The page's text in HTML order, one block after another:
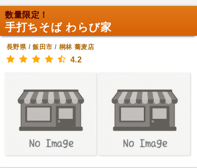
数量限定！
手打ちそば わらび家
長野県/飯田市 / 桐林 蕎麦店
4.2